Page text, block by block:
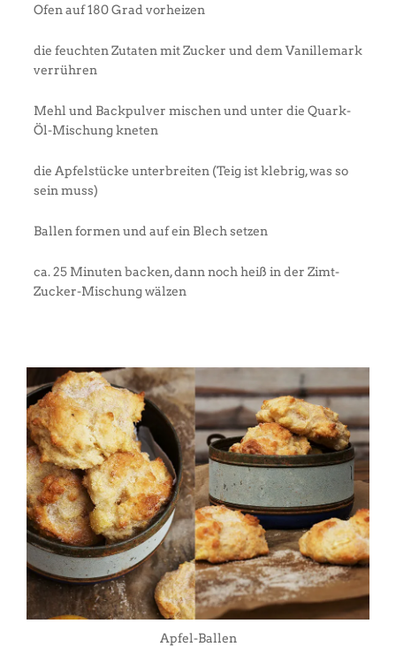
Ofen auf 180 Grad vorheizen
die feuchten Zutaten mit Zucker und dem Vanillemark
verrühren
Mehl und Backpulver mischen und unter die Quark-
Öl-Mischung kneten
die Apfelstücke unterbreiten (Teig ist klebrig, was so
sein muss)
Ballen formen und auf ein Blech setzen
ca. 25 Minuten backen, dann noch heiß in der Zimt-
Zucker-Mischung wälzen
Apfel-Ballen